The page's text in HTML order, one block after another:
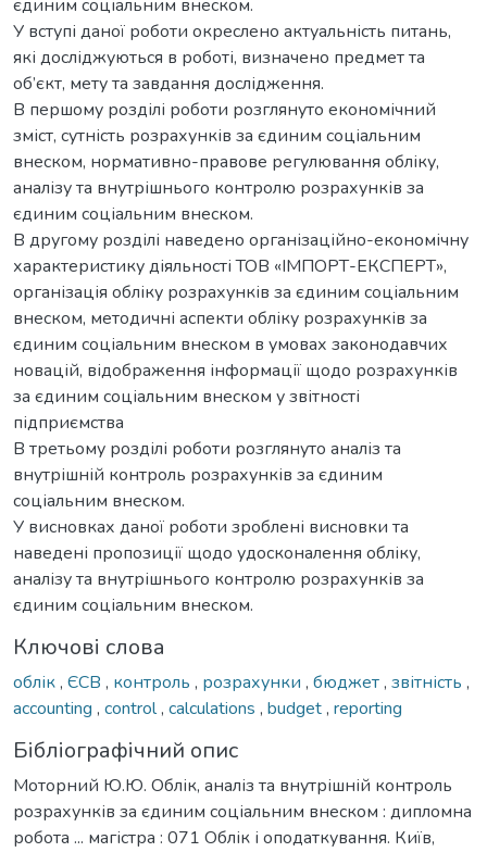
єдиним соціальним внеском.
У вступі даної роботи окреслено актуальність питань,
які досліджуються в роботі, визначено предмет та
об’єкт, мету та завдання дослідження.
В першому розділі роботи розглянуто економічний
зміст, сутність розрахунків за єдиним соціальним
внеском, нормативно-правове регулювання обліку,
аналізу та внутрішнього контролю розрахунків за
єдиним соціальним внеском.
В другому розділі наведено організаційно-економічну
характеристику діяльності ТОВ «ІМПОРТ-ЕКСПЕРТ»,
організація обліку розрахунків за єдиним соціальним
внеском, методичні аспекти обліку розрахунків за
єдиним соціальним внеском в умовах законодавчих
новацій, відображення інформації щодо розрахунків
за єдиним соціальним внеском у звітності
підприємства
В третьому розділі роботи розглянуто аналіз та
внутрішній контроль розрахунків за єдиним
соціальним внеском.
У висновках даної роботи зроблені висновки та
наведені пропозиції щодо удосконалення обліку,
аналізу та внутрішнього контролю розрахунків за
єдиним соціальним внеском.
Ключові слова
облік, ЄСВ , контроль , розрахунки , бюджет, звітність ,
accounting , control, calculations , budget, reporting
Бібліографічний опис
Моторний Ю.Ю. Облік, аналіз та внутрішній контроль
розрахунків за єдиним соціальним внеском : дипломна
робота ... магістра : 071 Облік і оподаткування. Київ,